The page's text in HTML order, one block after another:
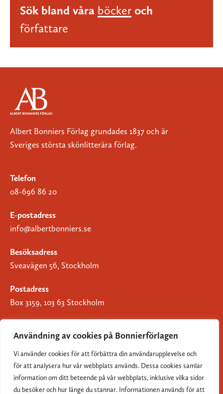
Användning av cookies på Bonnierförlagen
Vi använder cookies för att förbättra din användarupplevelse och
för att analysera hur vår webbplats används. Dessa cookies samlar
information om ditt beteende på vår webbplats, inklusive vilka sidor
du besöker och hur länge du stannar. Informationen används för att
Sök bland våra böcker och
författare
Albert Bonniers Förlag grundades 1837 och är
Sveriges största skönlitterära förlag.
Telefon
08-696 86 20
E-postadress
info@albertbonniers.se
Besöksadress
Sveavägen 56, Stockholm
Postadress
Box 3159, 103 63 Stockholm
Om Bonnierförlagen
Cookies